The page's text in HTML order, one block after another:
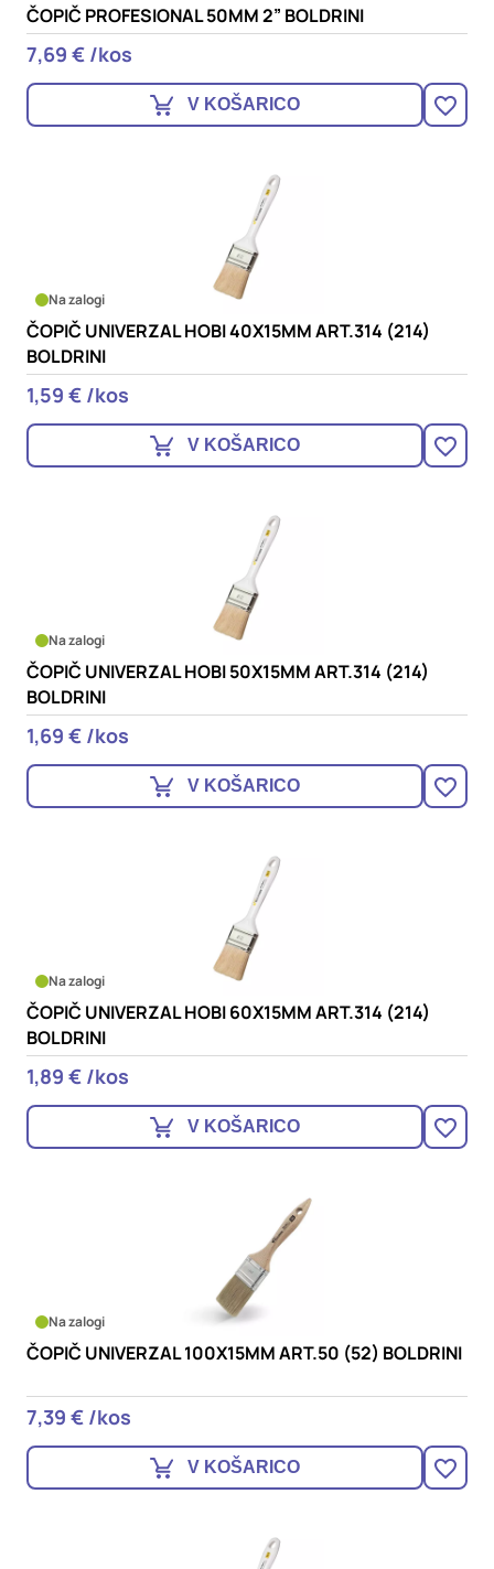
ČOPIČ PROFESIONAL 50MM 2” BOLDRINI
7,69 € /kos
V KOŠARICO
Na zalogi
ČOPIČ UNIVERZAL HOBI 40X15MM ART.314 (214)
BOLDRINI
1,59 € /kos
V KOŠARICO
Na zalogi
ČOPIČ UNIVERZAL HOBI 50X15MM ART.314 (214)
BOLDRINI
1,69 € /kos
V KOŠARICO
Na zalogi
ČOPIČ UNIVERZAL HOBI 60X15MM ART.314 (214)
BOLDRINI
1,89 € /kos
V KOŠARICO
Na zalogi
ČOPIČ UNIVERZAL 100X15MM ART.50 (52) BOLDRINI
7,39 € /kos
V KOŠARICO